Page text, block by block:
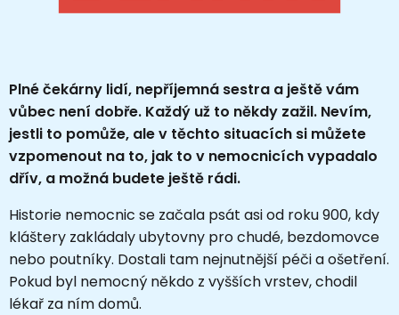
Plné čekárny lidí, nepříjemná sestra a ještě vám
vůbec není dobře. Každý už to někdy zažil. Nevím,
jestli to pomůže, ale v těchto situacích si můžete
vzpomenout na to, jak to v nemocnicích vypadalo
dřív, a možná budete ještě rádi.
Historie nemocnic se začala psát asi od roku 900, kdy
kláštery zakládaly ubytovny pro chudé, bezdomovce
nebo poutníky. Dostali tam nejnutnější péči a ošetření.
Pokud byl nemocný někdo z vyšších vrstev, chodil
lékař za ním domů.